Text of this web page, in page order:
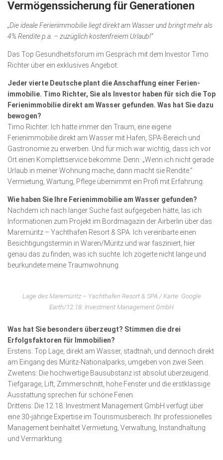
Wirtschaft, Recht, Finanzen
Zahn, Mund, Kiefer
Forum Gesundheit
Allgemein
Sehen
Innovationen
Kampf gegen Krebs
Hören
Lebensart
Vermögens­sicherung für Generationen
„Die ideale Ferien­immobilie liegt direkt am Wasser und bringt mehr als
4% Rendite p.a. – zuzüglich kostenfreiem Urlaub!”
Das Top Gesundheitsforum im Gespräch mit dem Investor Timo
Richter über ein exklusives Angebot:
Jeder vierte Deutsche plant die Anschaffung einer Ferien­
immobilie. Timo Richter, Sie als Investor haben für sich die Top
Ferienimmobilie direkt am Wasser gefunden. Was hat Sie dazu
bewogen?
Timo Richter: Ich hatte immer den Traum, eine eigene
Ferienimmobilie direkt am Wasser mit Hafen, SPA-Bereich und
Gastronomie zu erwerben. Und für mich war wichtig, dass ich vor
Ort einen Komplettservice bekomme. Denn: „Wenn ich nicht gerade
Urlaub in meiner Wohnung mache, dann macht sie Rendite.”
Vermietung, Wartung, Pflege übernimmt ein Profi mit Erfahrung.
Wie haben Sie Ihre Ferienimmobilie am Wasser gefunden?
Nachdem ich nach langer Suche fast aufgegeben hätte, las ich
Informationen zum Projekt im Bordmagazin der Airberlin über das
Maremüritz – Yachthafen Resort & SPA. Ich vereinbarte einen
Besichtigungstermin in Waren/Müritz und war fasziniert, hier
genau das zu finden, was ich suchte. Ich zögerte nicht lange und
beurkundete meine Traum­wohnung.
Lage des Maremüritz – Yachthafen Resort & SPA / Karte: Google
Earth/12.18. Investment Management GmbH
Was hat Sie besonders überzeugt? Stimmen die drei
Erfolgsfaktoren für Immobilien?
Erstens: Top Lage, direkt am Wasser, stadtnah, und dennoch direkt
am Eingang des Müritz-Nationalparks, umgeben von zwei Seen.
Zweitens: Die hochwertige Bausubstanz ist absolut überzeugend.
Tiefgarage, Lift, Zimmerschnitt, hohe Fenster und die erstklassige
Ausstattung sprechen für schöne Ferien.
Drittens: Die 12.18. Investment Management GmbH verfügt über
eine 30-jährige Expertise im Tourismusbereich. Ihr pro­fessionelles
Management beinhaltet Vermietung, Verwal­tung, Instandhaltung
und Vermarktung.